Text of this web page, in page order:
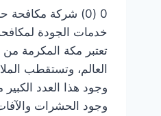
0 (0) شركة
خدمات الجودة
تعتبر مكة المكرمة من
العالم، وتستقطب
وجود هذا العدد الكبير
وجود الحشرات